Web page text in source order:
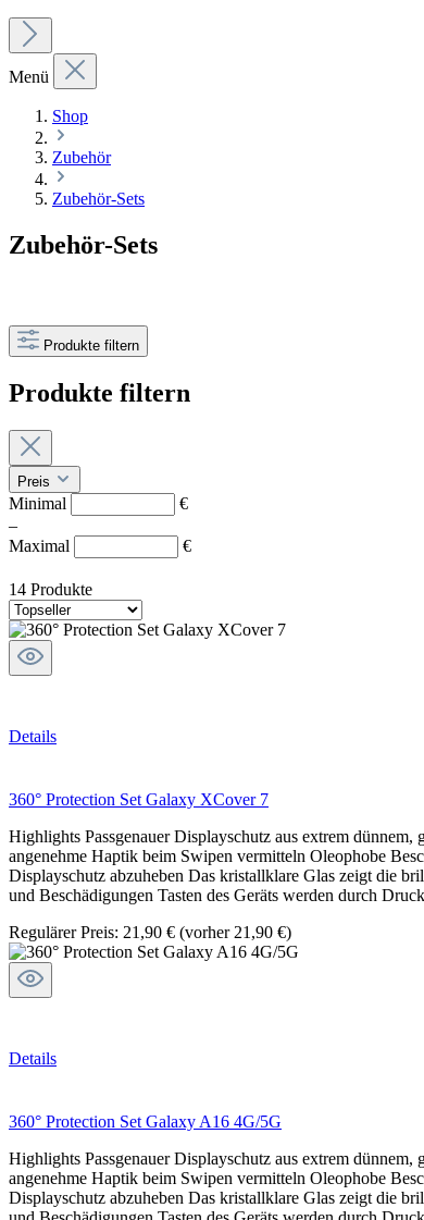
Menü
Shop
Zubehör
Zubehör-Sets
Zubehör-Sets
Produkte filtern
Produkte filtern
Preis
Minimal
€
–
Maximal
€
14 Produkte
Details
360° Protection Set Galaxy XCover 7
Highlights Passgenauer Displayschutz aus extrem
angenehme Haptik beim Swipen vermitteln Oleophobe
Displayschutz abzuheben Das kristallklare Glas zeigt die
und Beschädigungen Tasten des Geräts werden durch
Regulärer Preis: 21,90 € (vorher 21,90 €)
Details
360° Protection Set Galaxy A16 4G/5G
Highlights Passgenauer Displayschutz aus extrem
angenehme Haptik beim Swipen vermitteln Oleophobe
Displayschutz abzuheben Das kristallklare Glas zeigt die